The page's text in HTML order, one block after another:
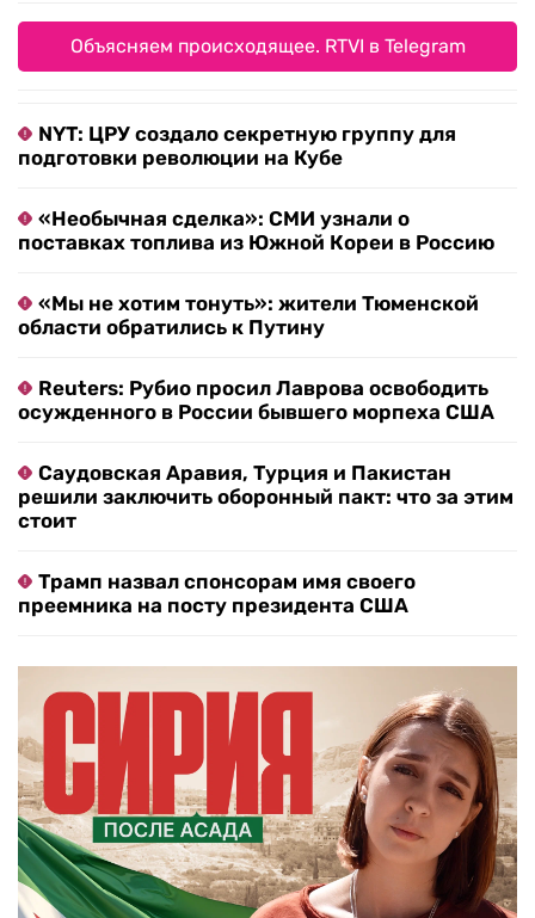
Объясняем происходящее. RTVI в Telegram
NYT: ЦРУ создало секретную группу для
подготовки революции на Кубе
«Необычная сделка»: СМИ узнали о
поставках топлива из Южной Кореи в Россию
«Мы не хотим тонуть»: жители Тюменской
области обратились к Путину
Reuters: Рубио просил Лаврова освободить
осужденного в России бывшего морпеха США
Саудовская Аравия, Турция и Пакистан
решили заключить оборонный пакт: что за этим
стоит
Трамп назвал спонсорам имя своего
преемника на посту президента США